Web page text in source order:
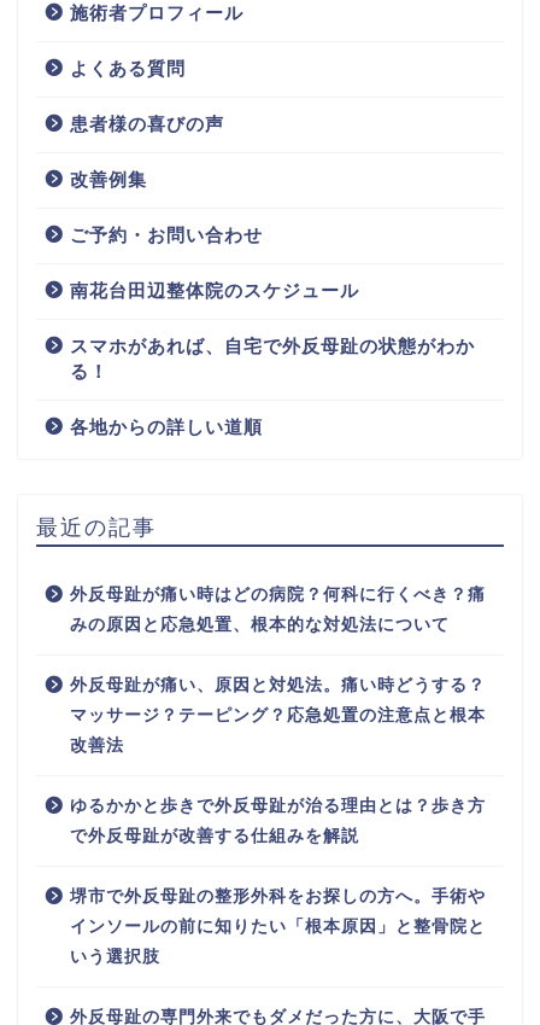
施術者プロフィール
よくある質問
患者様の喜びの声
改善例集
ご予約・お問い合わせ
南花台田辺整体院のスケジュール
スマホがあれば、自宅で外反母趾の状態がわか
る！
各地からの詳しい道順
最近の記事
外反母趾が痛い時はどの病院？何科に行くべき？痛
みの原因と応急処置、根本的な対処法について
外反母趾が痛い、原因と対処法。痛い時どうする？
マッサージ？テーピング？応急処置の注意点と根本
改善法
ゆるかかと歩きで外反母趾が治る理由とは？歩き方
で外反母趾が改善する仕組みを解説
堺市で外反母趾の整形外科をお探しの方へ。手術や
インソールの前に知りたい「根本原因」と整骨院と
いう選択肢
外反母趾の専門外来でもダメだった方に、大阪で手